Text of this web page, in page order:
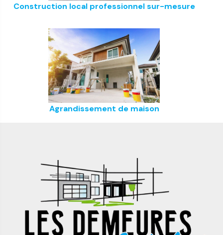
Construction local professionnel sur-mesure
Agrandissement de maison